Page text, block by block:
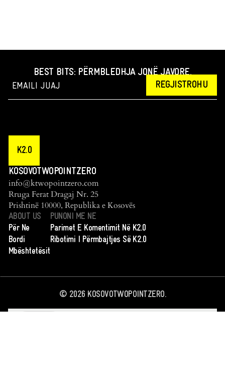
BEST BITS: PËRMBLEDHJA JONË JAVORE.
REGJISTROHU
K2.0
KOSOVOTWOPOINTZERO
info@ktwopointzero.com
Rruga Ferat Dragaj Nr. 25
Prishtinë 10000, Republika e Kosovës
ABOUT US
Për Ne
Bordi
Mbështetësit
PUNONI ME NE
Parimet E Komentimit Në K2.0
Ribotimi I Përmbajtjes Së K2.0
© 2026KOSOVOTWOPOINTZERO.